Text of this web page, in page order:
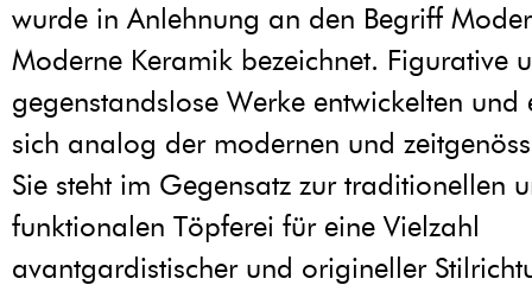
wurde in Anlehnung an den Begriff
Moderne Keramik bezeichnet. Figurative
gegenstandslose Werke entwickelten und
sich analog der modernen und
Sie steht im Gegensatz zur traditionellen
funktionalen Töpferei für eine Vielzahl
avantgardistischer und origineller